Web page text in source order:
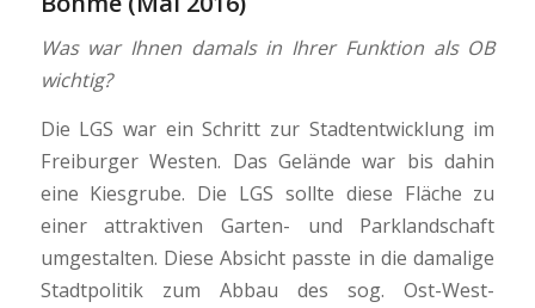
Was war Ihnen damals in Ihrer Funktion als OB
wichtig?
Die LGS war ein Schritt zur Stadtentwicklung im
Freiburger Westen. Das Gelände war bis dahin
eine Kiesgrube. Die LGS sollte diese Fläche zu
einer attraktiven Garten- und Parklandschaft
umgestalten. Diese Absicht passte in die damalige
Stadtpolitik zum Abbau des sog. Ost-West-